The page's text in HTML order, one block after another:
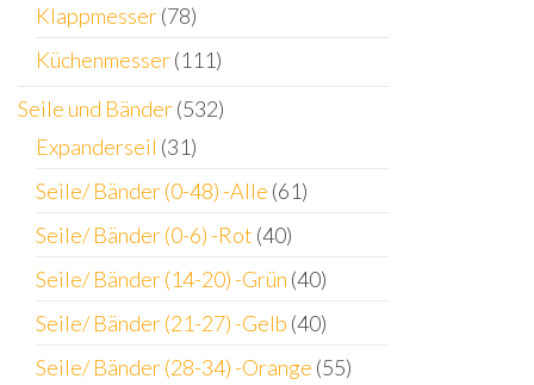
Klappmesser(78)
Küchenmesser(111)
Seile und Bänder(532)
Expanderseil (31)
Seile/ Bänder (0-48) -Alle (61)
Seile/ Bänder (0-6) -Rot (40)
Seile/ Bänder (14-20) -Grün (40)
Seile/ Bänder (21-27) -Gelb (40)
Seile/ Bänder (28-34) -Orange (55)